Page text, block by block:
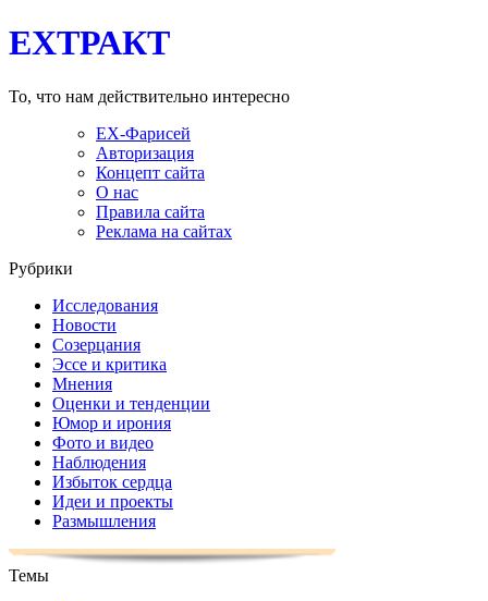
EXТРАКТ
То, что нам действительно интересно
EX-Фарисей
Авторизация
Концепт сайта
О нас
Правила сайта
Реклама на сайтах
Рубрики
Исследования
Новости
Созерцания
Эссе и критика
Мнения
Оценки и тенденции
Юмор и ирония
Фото и видео
Наблюдения
Избыток сердца
Идеи и проекты
Размышления
Темы